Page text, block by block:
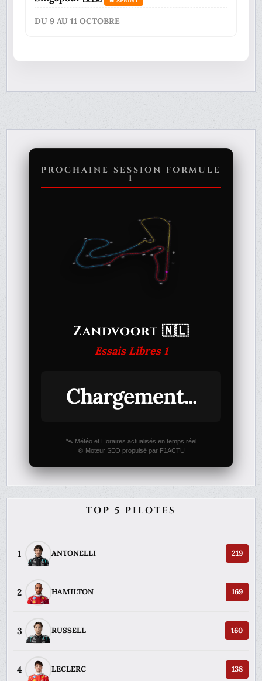
DU 9 AU 11 OCTOBRE
PROCHAINE SESSION FORMULE
1
Zandvoort 🇳🇱
Essais Libres 1
Chargement...
🛰️ Météo et Horaires actualisés en temps réel
⚙️ Moteur SEO propulsé par F1ACTU
TOP 5 PILOTES
1 ANTONELLI 219
2 HAMILTON 169
3 RUSSELL 160
4 LECLERC 138